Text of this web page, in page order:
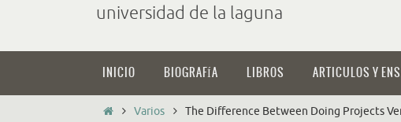
universidad de la laguna
contenido
INICIO BIOGRAFÍA LIBROS ARTICULOS Y
InicioVarios The Difference Between Doing Projects